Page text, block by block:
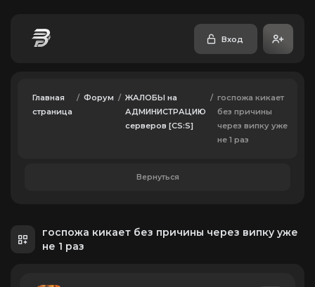
Вход
Главная
страница
/ Форум / ЖАЛОБЫ на
АДМИНИСТРАЦИЮ
серверов [CS:S]
/ госпожа кикает
без причины
через випку уже
не 1 раз
Вернуться
госпожа кикает без причины через випку уже
не 1 раз